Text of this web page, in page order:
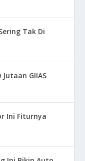
Tak Di
GIIAS
Ini Fiturnya